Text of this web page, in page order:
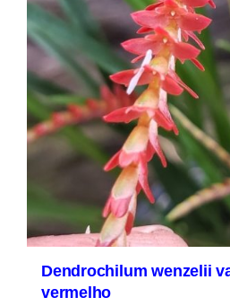
Dendrochilum wenzelii
vermelho